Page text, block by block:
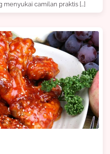
camilan praktis […]